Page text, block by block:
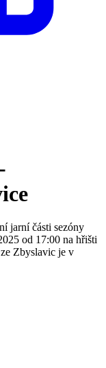
jarní části sezóny
od 17:00 na hřišti
Zbyslavic je v